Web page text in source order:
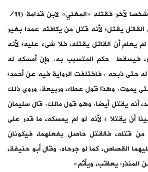
وفي مسألة من أمسك شخصا لآخر فقتله «المغني» لابن قدامة (11/
القاتل يقتل؛ لأنه قتل من يكافئه عمدا بغير
يعلم أن القاتل يقتله، فلا شىء عليه؛ لأنه
فيسقط حكم المتسبب به. ‌وإن ‌أمسكه ‌له
حتى ذبحه . فاختلفت الرواية فيه عن أحمد؛
يموت. وهذا قول عطاء، وربيعة. وروى ذلك
أنه يقتل أيضا. وهو قول مالك. قال سليمان
أن يقتلا ؛ لأنه لو لم يمسكه، ما قدر على
من قتله، فالقتل حاصل بفعلهما، فيكونان
القصاص، كما لو جرحاه. وقال أبو حنيفة،
المنذر: يعاقب، ويأثم»